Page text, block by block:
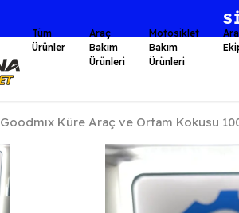
Tüm
Ürünler
Araç
Bakım
Ürünleri
Motosiklet
Bakım
Ürünleri
Goodmıx Küre Araç ve Ortam Kokusu